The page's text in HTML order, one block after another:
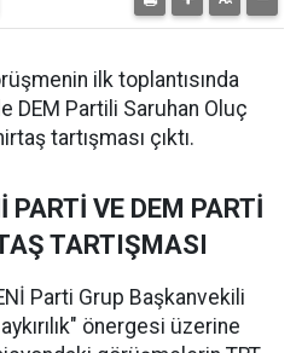
ilk toplantısında
DEM Partili Saruhan Oluç
tartışması çıktı.
PARTİ VE DEM PARTİ
TARTIŞMASI
Parti Grup Başkanvekili
önergesi üzerine